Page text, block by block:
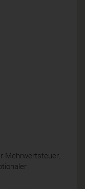
Mehrwertsteuer,